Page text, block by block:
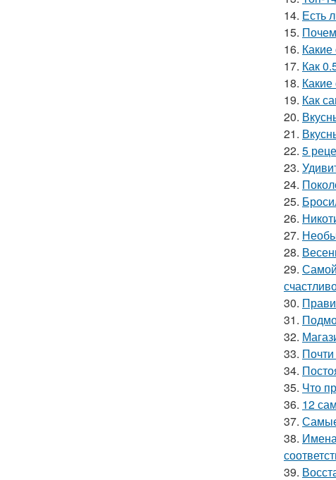
14. Есть
15.
16.
17. Как
18.
19. Как
20.
21.
22. 5
23.
24.
25.
26.
27.
28.
29.
30.
31.
32.
33.
34.
35. Что
36. 12
37.
38.
39.